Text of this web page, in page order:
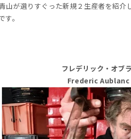
山が選りすぐった新規２生産者を紹介
。
フレデリック・オブ
Frederic